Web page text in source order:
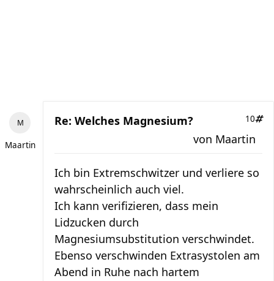
Maartin
Re: Welches Magnesium? 10
von Maartin
Ich bin Extremschwitzer und verliere so
wahrscheinlich auch viel.
Ich kann verifizieren, dass mein
Lidzucken durch
Magnesiumsubstitution verschwindet.
Ebenso verschwinden Extrasystolen am
Abend in Ruhe nach hartem